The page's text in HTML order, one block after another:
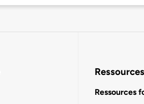
Ressources
Ressources